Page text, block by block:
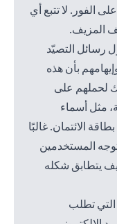
الفور. لا تتبع أي
المزيف.
رسائل التصيّد
بأن هذه
لحملهم على
مثل أسماء
الائتمان. غالبًا
المستخدمين
يتطابق شكله
التي تطلب